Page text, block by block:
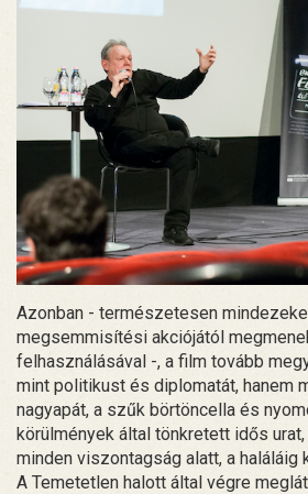
Azonban - természetesen
megsemmisítési akciójától
felhasználásával -, a film tovább
mint politikust és diplomatát, hanem
nagyapát, a szűk börtöncella és
körülmények által tönkretett idős
minden viszontagság alatt, a haláláig
A Temetetlen halott által végre